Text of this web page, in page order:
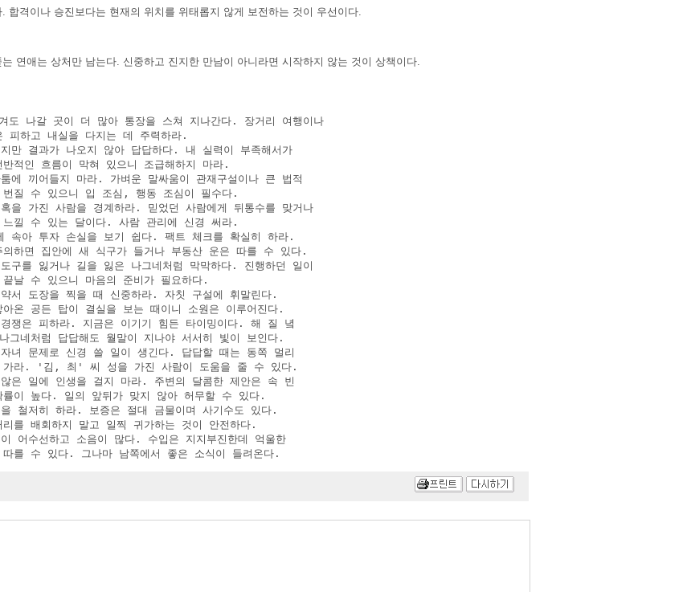
합격이나 승진보다는 현재의 위치를 위태롭지 않게 보전하는 것이 우선이다.
연애는 상처만 남는다. 신중하고 진지한 만남이 아니라면 시작하지 않는 것이 상책이다.
도 나갈 곳이 더 많아 통장을 스쳐 지나간다. 장거리 여행이나
하고 내실을 다지는 데 주력하라.
만 결과가 나오지 않아 답답하다. 내 실력이 부족해서가
적인 흐름이 막혀 있으니 조급해하지 마라.
에 끼어들지 마라. 가벼운 말싸움이 관재구설이나 큰 법적
질 수 있으니 입 조심, 행동 조심이 필수다.
가진 사람을 경계하라. 믿었던 사람에게 뒤통수를 맞거나
낄 수 있는 달이다. 사람 관리에 신경 써라.
속아 투자 손실을 보기 쉽다. 팩트 체크를 확실히 하라.
하면 집안에 새 식구가 들거나 부동산 운은 따를 수 있다.
를 잃거나 길을 잃은 나그네처럼 막막하다. 진행하던 일이
날 수 있으니 마음의 준비가 필요하다.
서 도장을 찍을 때 신중하라. 자칫 구설에 휘말린다.
온 공든 탑이 결실을 보는 때이니 소원은 이루어진다.
쟁은 피하라. 지금은 이기기 힘든 타이밍이다. 해 질 녘
네처럼 답답해도 월말이 지나야 서서히 빛이 보인다.
녀 문제로 신경 쓸 일이 생긴다. 답답할 때는 동쪽 멀리
라. '김, 최' 씨 성을 가진 사람이 도움을 줄 수 있다.
은 일에 인생을 걸지 마라. 주변의 달콤한 제안은 속 빈
이 높다. 일의 앞뒤가 맞지 않아 허무할 수 있다.
철저히 하라. 보증은 절대 금물이며 사기수도 있다.
를 배회하지 말고 일찍 귀가하는 것이 안전하다.
어수선하고 소음이 많다. 수입은 지지부진한데 억울한
를 수 있다. 그나마 남쪽에서 좋은 소식이 들려온다.